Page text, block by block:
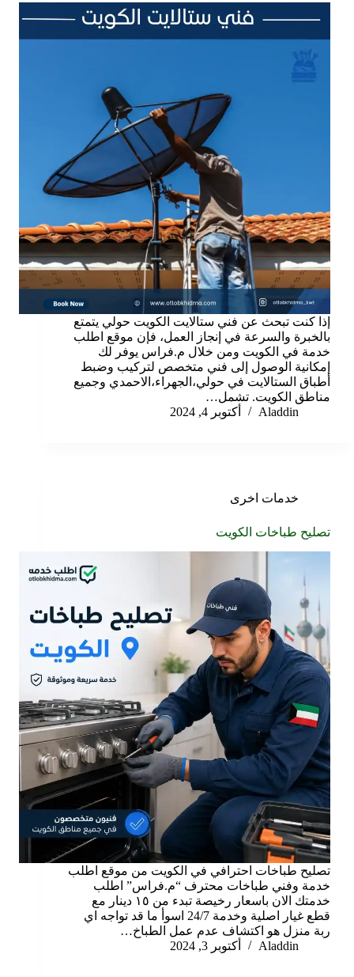
إذا كنت تبحث عن فني ستالايت الكويت حولي يتمتع
بالخبرة والسرعة في إنجاز العمل، فإن موقع اطلب
خدمة في الكويت ومن خلال م.فراس يوفر لك
إمكانية الوصول إلى فني متخصص لتركيب وضبط
أطباق الستالايت في حولي،الجهراء،الاحمدي وجميع
مناطق الكويت. تشمل…
Aladdin
أكتوبر 4, 2024
خدمات اخرى
تصليح طباخات الكويت
تصليح طباخات احترافي في الكويت من موقع اطلب
خدمة وفني طباخات محترف “م.فراس” اطلب
خدمتك الان باسعار رخيصة تبدء من ١٥ دينار مع
قطع غيار اصلية وخدمة 24/7 اسوأ ما قد تواجه اي
ربة منزل هو اكتشاف عدم عمل الطباخ…
Aladdin
أكتوبر 3, 2024